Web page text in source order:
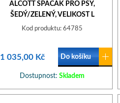
ALCOTT SPACÁK PRO PSY,
ŠEDÝ/ZELENÝ, VELIKOST L
Kod produktu: 64785
1 035,00 Kč Do košíku
Dostupnost: Skladem